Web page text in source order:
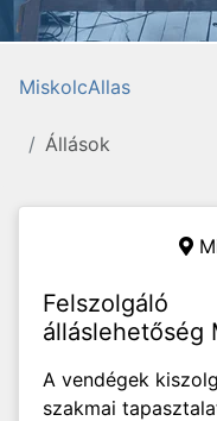
MiskolcAllas
Állások
Felszolgáló
álláslehetőség
A vendégek
szakmai